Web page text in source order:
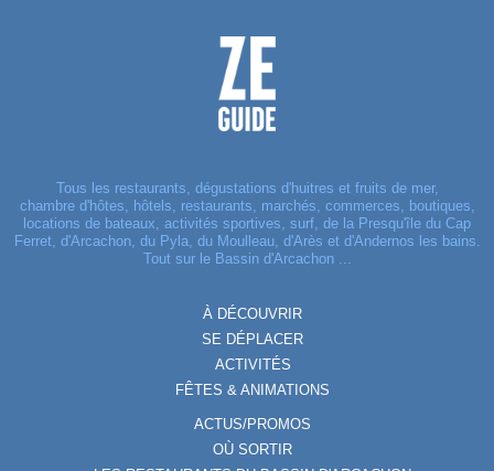
Tous les restaurants, dégustations d'huitres et fruits de mer,
chambre d'hôtes, hôtels, restaurants, marchés, commerces, boutiques,
locations de bateaux, activités sportives, surf, de la Presqu'île du Cap
Ferret, d'Arcachon, du Pyla, du Moulleau, d'Arès et d'Andernos les bains.
Tout sur le Bassin d'Arcachon ...
À DÉCOUVRIR
SE DÉPLACER
ACTIVITÉS
FÊTES & ANIMATIONS
ACTUS/PROMOS
OÙ SORTIR